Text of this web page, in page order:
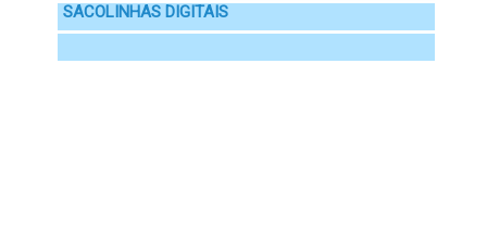
SACOLINHAS DIGITAIS